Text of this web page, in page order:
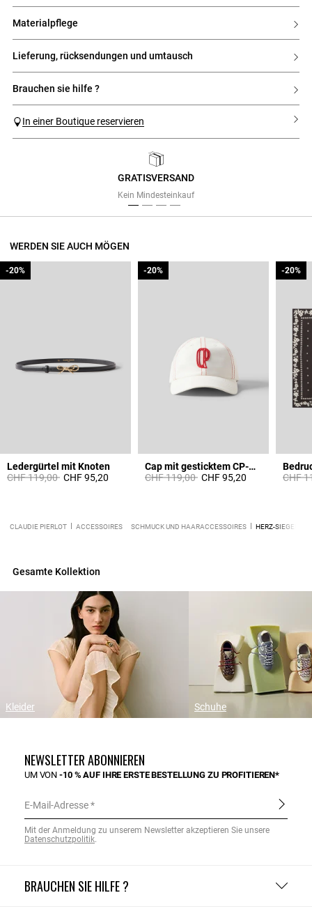
materialpflege
lieferung, rücksendungen und umtausch
brauchen sie hilfe ?
In einer Boutique reservieren
GRATISVERSAND
Kein Mindesteinkauf
WERDEN SIE AUCH MÖGEN
Ledergürtel mit Knoten
Price reduced from
CHF 119,00to
-20%
CHF 95,20
-20%
Cap mit gesticktem CP-Monogramm
Price reduced from
CHF 119,00to
-20%
CHF 95,20
-20%
Price
CHF
-20%
-20%
CLAUDIE PIERLOT ACCESSOIRES SCHMUCK UND HAARACCESSOIRES HERZ-
Gesamte Kollektion
Kleider Schuhe
BRAUCHEN SIE HILFE ?
NEWSLETTER ABONNIEREN
UM VON-10 % AUF IHRE ERSTE BESTELLUNG ZU PROFITIEREN*
E-Mail-Adresse
Mit der Anmeldung zu unserem Newsletter akzeptieren Sie unsere
Datenschutzpolitik.